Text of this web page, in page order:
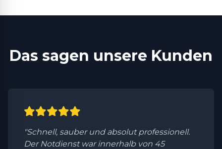
Das sagen unsere Kunden
"Schnell, sauber und absolut professionell.
Der Notdienst war innerhalb von 45